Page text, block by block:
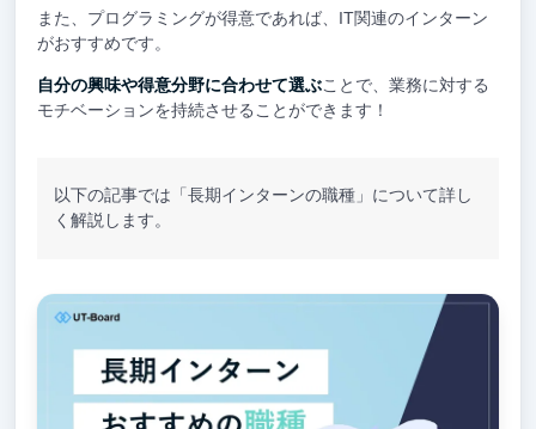
また、プログラミングが得意であれば、IT関連のインターン
がおすすめです。
自分の興味や得意分野に合わせて選ぶことで、業務に対する
モチベーションを持続させることができます！
以下の記事では「長期インターンの職種」について詳し
く解説します。